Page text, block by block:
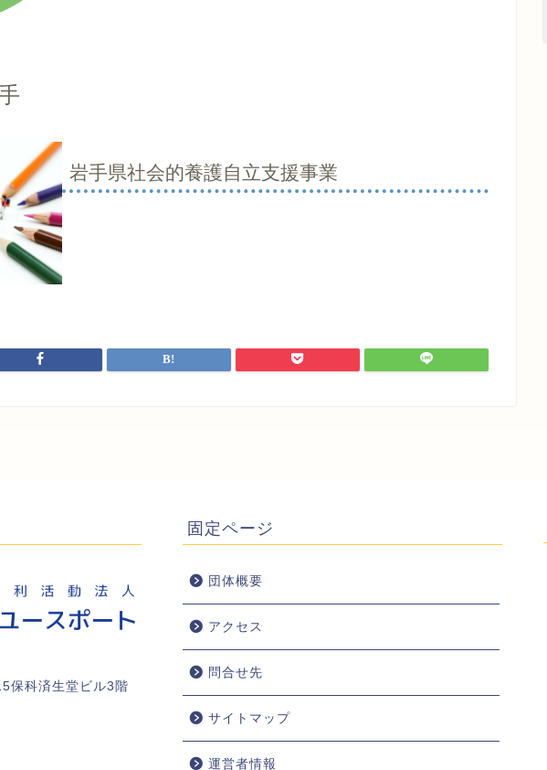
岩手県社会的養護自立支援事業
保科済生堂ビル3階
固定ページ
団体概要
アクセス
問合せ先
サイトマップ
運営者情報